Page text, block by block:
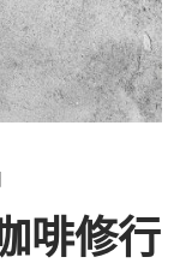
啡修行